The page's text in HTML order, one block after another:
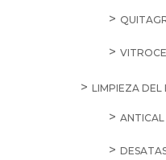
LIMPIEZA DEL
ANTICAL